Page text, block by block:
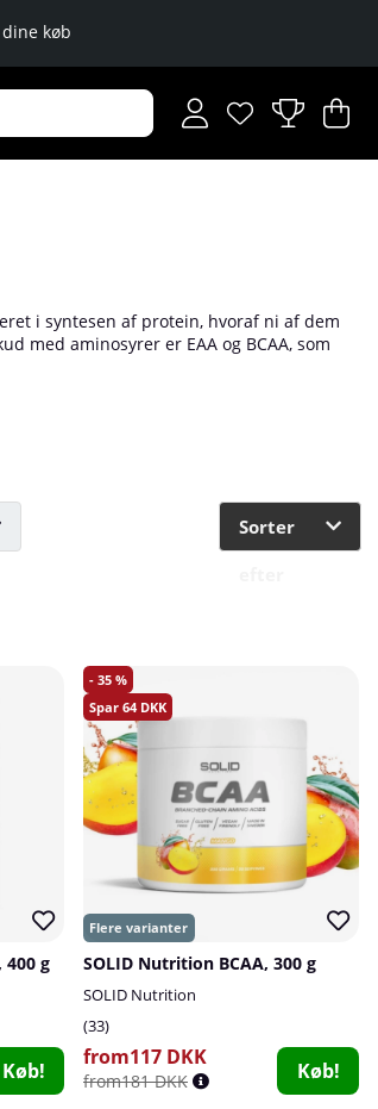
køb
Ønskeliste
Antal på
.
.
i syntesen af protein, hvoraf ni af dem
med aminosyrer er EAA og BCAA, som
Sorter
400 g
Køb!
35
64
SOLID Nutrition BCAA, 300 g
SOLID Nutrition
33
from117 DKK
from181 DKK Køb!